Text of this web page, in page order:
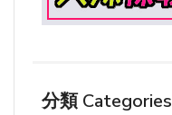
分類 Categories